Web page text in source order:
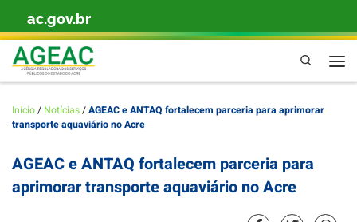
Skip to content
ac.gov.br
Pesquisa
Início/ Notícias/AGEAC e ANTAQ fortalecem parceria para aprimorar
transporte aquaviário no Acre
AGEAC e ANTAQ fortalecem parceria para
aprimorar transporte aquaviário no Acre